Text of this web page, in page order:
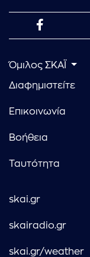
Όμιλος ΣΚΑΪ
Διαφημιστείτε
Επικοινωνία
Βοήθεια
Ταυτότητα
skai.gr
skairadio.gr
skai.gr/weather